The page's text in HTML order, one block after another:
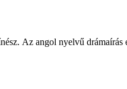
Az angol nyelvű